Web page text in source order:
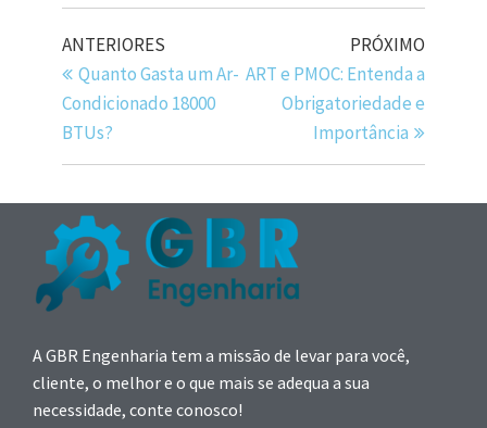
ANTERIORES
Quanto Gasta um Ar-
Condicionado 18000
BTUs?
PRÓXIMO
ART e PMOC: Entenda a
Obrigatoriedade e
Importância
A GBR Engenharia tem a missão de levar para você,
cliente, o melhor e o que mais se adequa a sua
necessidade, conte conosco!